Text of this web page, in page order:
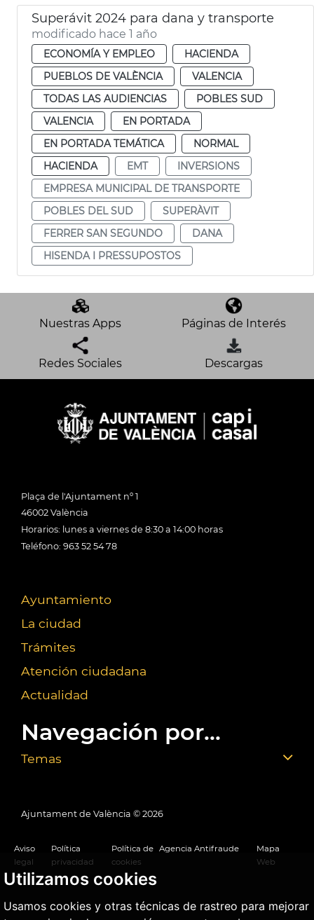
Utilizamos cookies
Usamos cookies y otras técnicas de rastreo para mejorar
Superávit 2024 para dana y transporte
modificado hace 1 año
ECONOMÍA Y EMPLEO
HACIENDA
PUEBLOS DE VALÈNCIA
VALENCIA
TODAS LAS AUDIENCIAS
POBLES SUD
VALENCIA
EN PORTADA
EN PORTADA TEMÁTICA
NORMAL
HACIENDA
EMT
INVERSIONS
EMPRESA MUNICIPAL DE TRANSPORTE
POBLES DEL SUD
SUPERÀVIT
FERRER SAN SEGUNDO
DANA
HISENDA I PRESSUPOSTOS
Nuestras Apps Páginas de Interés
Redes Sociales Descargas
Plaça de l'Ajuntament nº 1
46002 València
Horarios: lunes a viernes de 8:30 a 14:00 horas
Teléfono: 963 52 54 78
Ayuntamiento
La ciudad
Trámites
Atención ciudadana
Actualidad
Navegación por...
Temas
Ajuntament de València © 2026
Aviso
legal
Política
privacidad
Política de
cookies
Agencia Antifraude
Mapa
Web